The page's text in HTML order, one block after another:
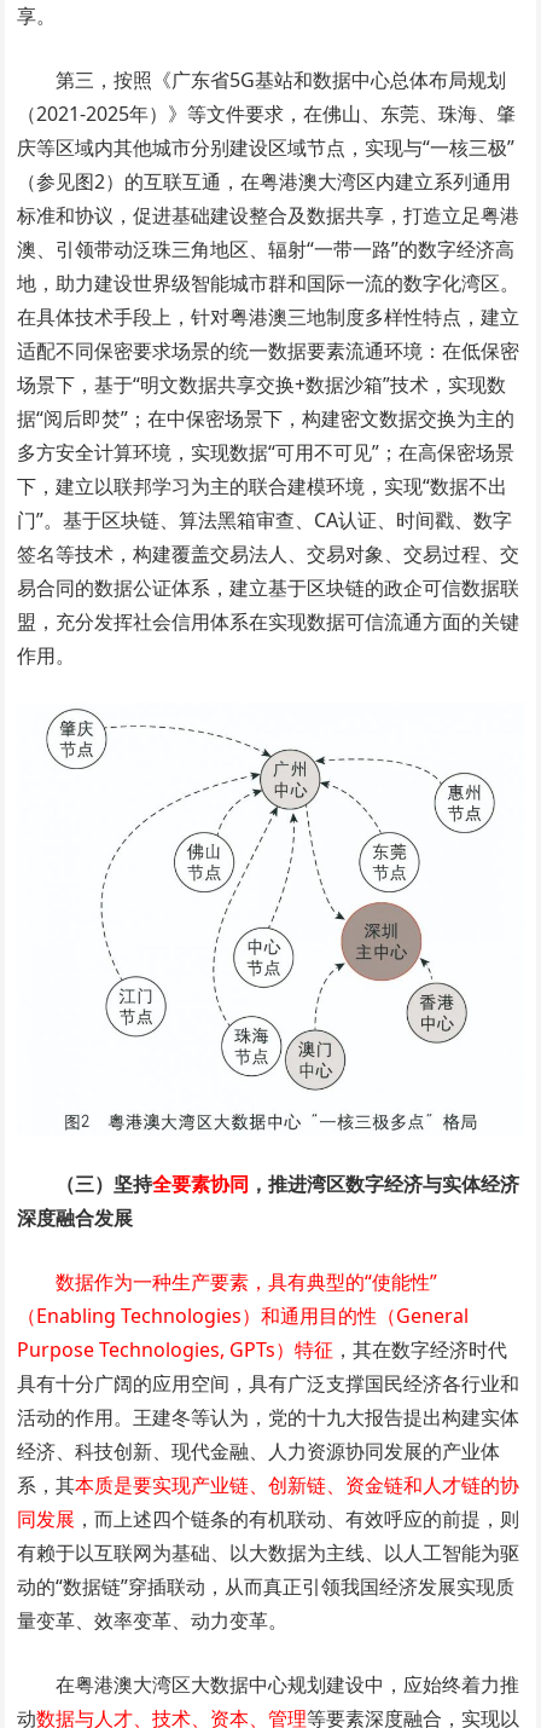
享。
第三，按照《广东省5G基站和数据中心总体布局规划
（2021-2025年）》等文件要求，在佛山、东莞、珠海、肇
庆等区域内其他城市分别建设区域节点，实现与“一核三极”
（参见图2）的互联互通，在粤港澳大湾区内建立系列通用
标准和协议，促进基础建设整合及数据共享，打造立足粤港
澳、引领带动泛珠三角地区、辐射“一带一路”的数字经济高
地，助力建设世界级智能城市群和国际一流的数字化湾区。
在具体技术手段上，针对粤港澳三地制度多样性特点，建立
适配不同保密要求场景的统一数据要素流通环境：在低保密
场景下，基于“明文数据共享交换+数据沙箱”技术，实现数
据“阅后即焚”；在中保密场景下，构建密文数据交换为主的
多方安全计算环境，实现数据“可用不可见”；在高保密场景
下，建立以联邦学习为主的联合建模环境，实现“数据不出
门”。基于区块链、算法黑箱审查、CA认证、时间戳、数字
签名等技术，构建覆盖交易法人、交易对象、交易过程、交
易合同的数据公证体系，建立基于区块链的政企可信数据联
盟，充分发挥社会信用体系在实现数据可信流通方面的关键
作用。
（三）坚持全要素协同 ，推进湾区数字经济与实体经济
深度融合发展
数据作为一种生产要素，具有典型的“使能性”
（Enabling Technologies）和通用目的性（General
Purpose Technologies, GPTs）特征 ，其在数字经济时代
具有十分广阔的应用空间，具有广泛支撑国民经济各行业和
活动的作用。王建冬等认为，党的十九大报告提出构建实体
经济、科技创新、现代金融、人力资源协同发展的产业体
系，其本质是要实现产业链、创新链、资金链和人才链的协
同发展 ，而上述四个链条的有机联动、有效呼应的前提，则
有赖于以互联网为基础、以大数据为主线、以人工智能为驱
动的“数据链”穿插联动，从而真正引领我国经济发展实现质
量变革、效率变革、动力变革。
在粤港澳大湾区大数据中心规划建设中，应始终着力推
动数据与人才、技术、资本、管理等要素深度融合，实现以